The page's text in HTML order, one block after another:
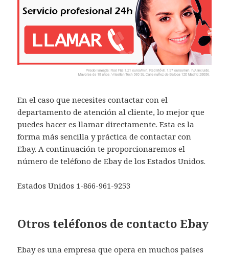
En el caso que necesites contactar con el
departamento de atención al cliente, lo mejor que
puedes hacer es llamar directamente. Esta es la
forma más sencilla y práctica de contactar con
Ebay. A continuación te proporcionaremos el
número de teléfono de Ebay de los Estados Unidos.
Estados Unidos 1-866-961-9253
Otros teléfonos de contacto Ebay
Ebay es una empresa que opera en muchos países